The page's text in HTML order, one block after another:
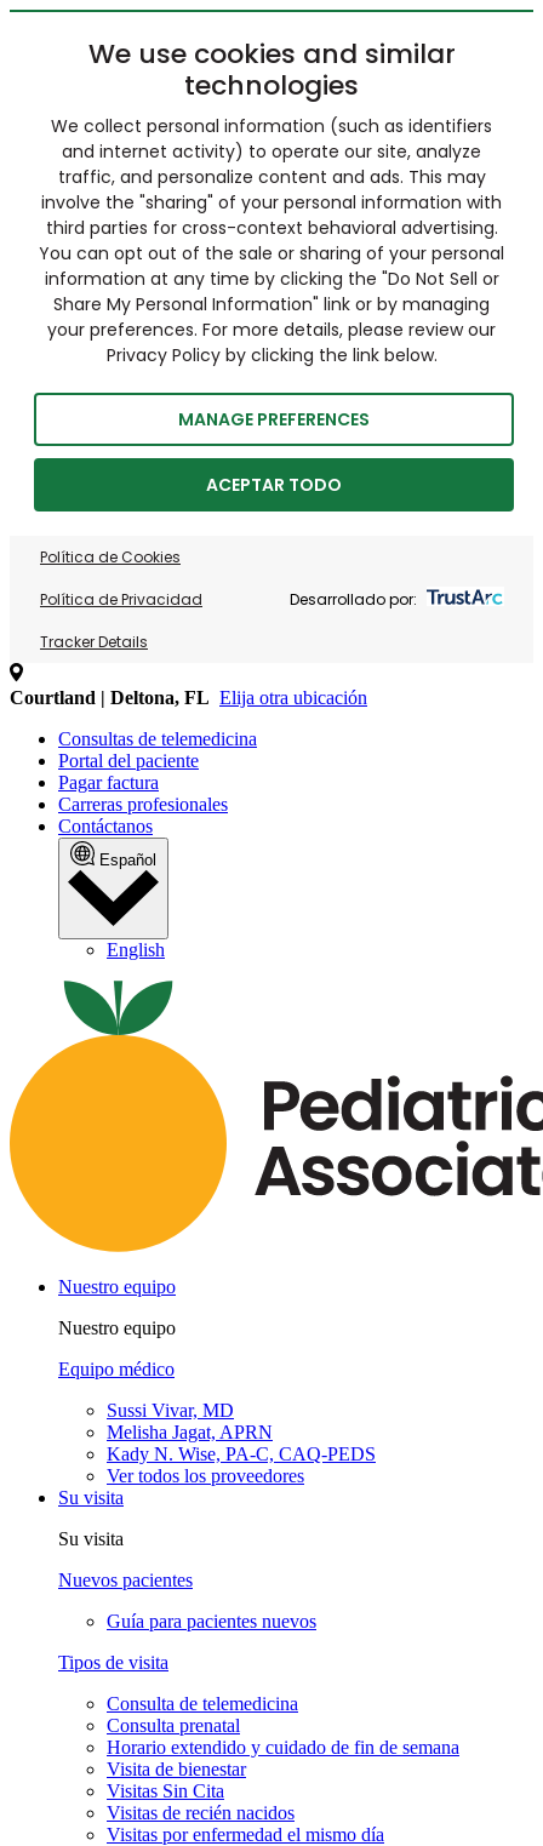
We use cookies and similar
technologies
We collect personal information (such as identifiers
and internet activity) to operate our site, analyze
traffic, and personalize content and ads. This may
involve the "sharing" of your personal information with
third parties for cross-context behavioral advertising.
You can opt out of the sale or sharing of your personal
information at any time by clicking the "Do Not Sell or
Share My Personal Information" link or by managing
your preferences. For more details, please review our
Privacy Policy by clicking the link below.
MANAGE PREFERENCES
ACEPTAR TODO
Política de Cookies
Política de Privacidad
Tracker Details
Desarrollado por:
Courtland | Deltona, FL Elija otra ubicación
Consultas de telemedicina
Portal del paciente
Pagar factura
Carreras profesionales
Contáctanos
Español
English
Nuestro equipo
Nuestro equipo
Equipo médico
Sussi Vivar, MD
Melisha Jagat, APRN
Kady N. Wise, PA-C, CAQ-PEDS
Ver todos los proveedores
Su visita
Su visita
Nuevos pacientes
Guía para pacientes nuevos
Tipos de visita
Consulta de telemedicina
Consulta prenatal
Horario extendido y cuidado de fin de semana
Visita de bienestar
Visitas Sin Cita
Visitas de recién nacidos
Visitas por enfermedad el mismo día